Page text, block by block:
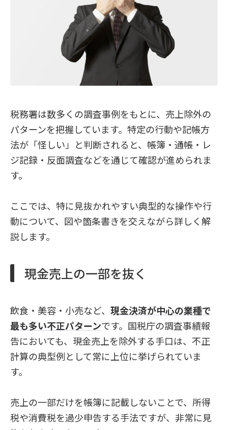
税務署は数多くの調査事例をもとに、売上除外の
パターンを把握しています。特定の行動や記帳方
法が「怪しい」と判断されると、帳簿・通帳・レ
ジ記録・反面調査などを通じて確認が進められま
す。
ここでは、特に見抜かれやすい典型的な操作や行
動について、図や箇条書きを交えながら詳しく解
説します。
現金売上の一部を抜く
飲食・美容・小売など、 現金決済が中心の業種で
最も多い不正パターンです。国税庁の調査事績報
告においても、現金売上を除外する手口は、不正
計算の典型例として常に上位に挙げられていま
す。
売上の一部だけを帳簿に記載しないことで、所得
税や消費税を過少申告する手法ですが、非常に見